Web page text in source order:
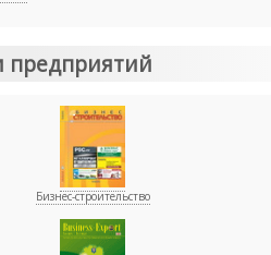
предприятий
Бизнес-строительство